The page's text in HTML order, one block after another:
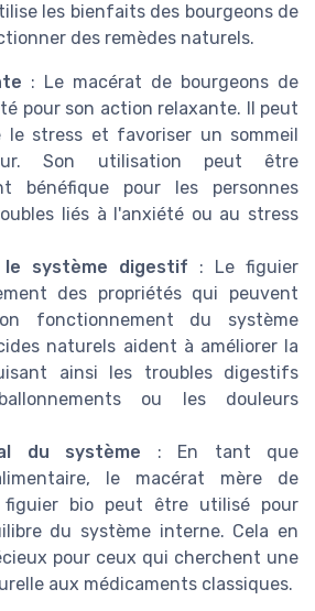
les bienfaits des bourgeons de
des remèdes naturels.
: Le macérat de bourgeons de
pour son action relaxante. Il peut
le stress et favoriser un sommeil
Son utilisation peut être
bénéfique pour les personnes
liés à l'anxiété ou au stress
système digestif : Le figuier
des propriétés qui peuvent
fonctionnement du système
naturels aident à améliorer la
ainsi les troubles digestifs
ou les douleurs
du système : En tant que
le macérat mère de
figuier bio peut être utilisé pour
du système interne. Cela en
pour ceux qui cherchent une
aux médicaments classiques.